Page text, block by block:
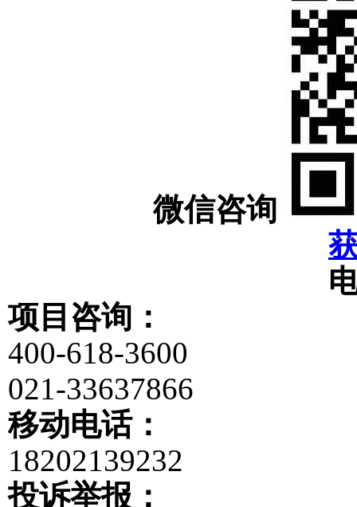
微信咨询
项目咨询：
400-618-3600
021-33637866
移动电话：
18202139232
投诉举报：